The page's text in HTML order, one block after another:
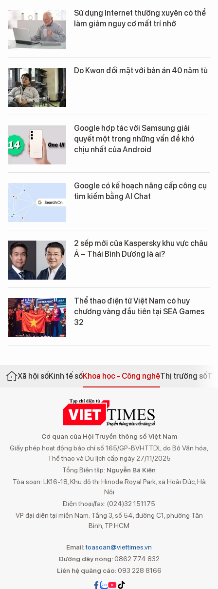
Sử dụng Internet thường xuyên có thể
làm giảm nguy cơ mất trí nhớ
Do Kwon đối mặt với bản án 40 năm tù
Google hợp tác với Samsung giải
quyết một trong những vấn đề khó
chịu nhất của Android
Google có kế hoạch nâng cấp công cụ
tìm kiếm bằng AI Chat
2 sếp mới của Kaspersky khu vực châu
Á – Thái Bình Dương là ai?
Thể thao điện tử Việt Nam có huy
chương vàng đầu tiên tại SEA Games
32
Xã hội sốKinh tế sốKhoa học - Công nghệThị trường số
Cơ quan của Hội Truyền thông số Việt Nam
Giấy phép hoạt động báo chí số 165/GP-BVHTTDL do Bộ Văn hóa,
Thể thao và Du lịch cấp ngày 27/11/2025
Tổng Biên tập: Nguyễn Bá Kiên
Tòa soạn: LK16-18, Khu đô thị Hinode Royal Park, xã Hoài Đức, Hà
Nội
Điện thoại/fax: (024)32 151175
VP đại diện tại miền Nam: Tầng 3, số 54, đường C1, phường Tân
Bình, TP.HCM
Email:toasoan@viettimes.vn
Đường dây nóng: 0862 774 832
Liên hệ quảng cáo:093 228 8166